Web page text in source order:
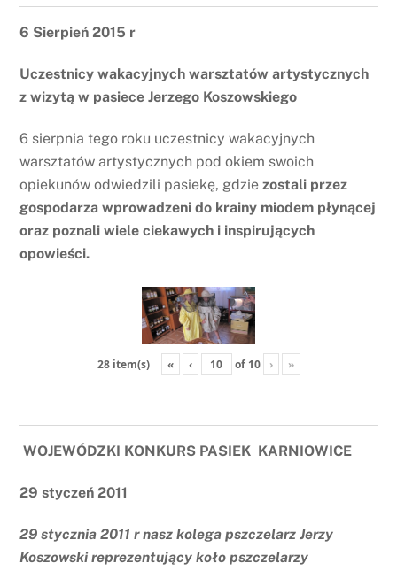
6 Sierpień 2015 r
Uczestnicy wakacyjnych warsztatów artystycznych
z wizytą w pasiece Jerzego Koszowskiego
6 sierpnia tego roku uczestnicy wakacyjnych
warsztatów artystycznych pod okiem swoich
opiekunów odwiedzili pasiekę, gdzie zostali przez
gospodarza wprowadzeni do krainy miodem płynącej
oraz poznali wiele ciekawych i inspirujących
opowieści.
28 item(s) « ‹ of 10 › »
WOJEWÓDZKI KONKURS PASIEK KARNIOWICE
29 styczeń 2011
29 stycznia 2011 r nasz kolega pszczelarz Jerzy
Koszowski reprezentujący koło pszczelarzy